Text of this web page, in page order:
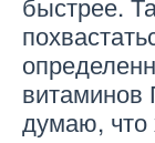
витаминов
думаю, что